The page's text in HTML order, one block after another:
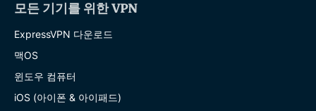
모든 기기를 위한 VPN
ExpressVPN 다운로드
맥OS
윈도우 컴퓨터
iOS (아이폰 & 아이패드)